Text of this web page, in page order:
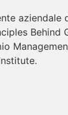
aziendale
Behind